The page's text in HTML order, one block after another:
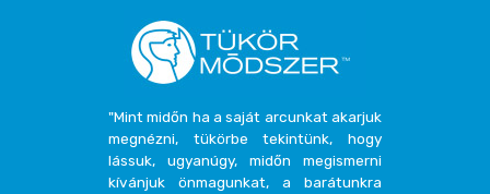
"Mint midőn ha a saját arcunkat akarjuk
megnézni, tükörbe tekintünk, hogy
lássuk, ugyanúgy, midőn megismerni
kívánjuk önmagunkat, a barátunkra